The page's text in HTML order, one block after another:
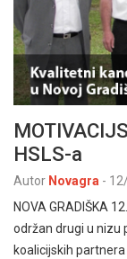
HSLS-a
Autor Novagra -
NOVA GRADIŠKA
održan drugi u nizu
koalicijskih